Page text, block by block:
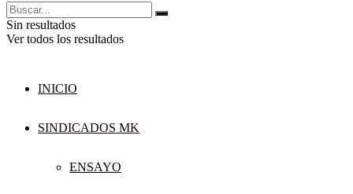
Sin resultados
Ver todos los resultados
INICIO
SINDICADOS MK
ENSAYO